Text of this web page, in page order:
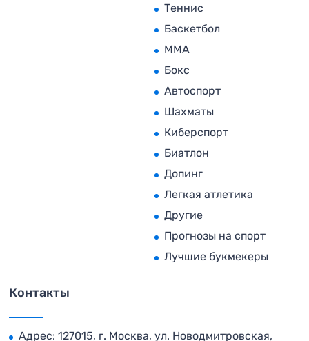
Теннис
Баскетбол
MMA
Бокс
Автоспорт
Шахматы
Киберспорт
Биатлон
Допинг
Легкая атлетика
Другие
Прогнозы на спорт
Лучшие букмекеры
Контакты
Адрес: 127015, г. Москва, ул. Новодмитровская,